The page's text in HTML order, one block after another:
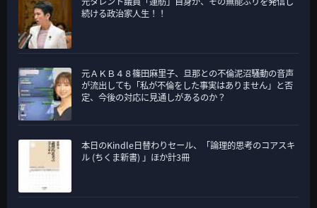
続ける政治家人生！！
元ＡＫＢ４８篠田麻里子、旦那との不倫泥沼騒動の音声
が流出しても「私が不倫をした事実はありません」と否
定、今後の対応に見通しがあるのか？
本日のKindle日替わりセール、「論理的思考のコアスキ
ル (ちくま新書) 」ほか計3冊